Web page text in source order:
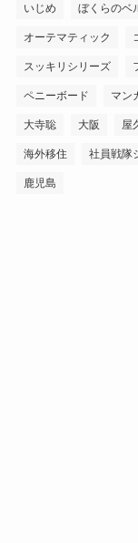
いじめ ぼくらのベ
オーテマティック
スッキリシリーズ
ペニーボード マン
大寺聡 大阪 屋
海外移住 社員戦隊
鹿児島